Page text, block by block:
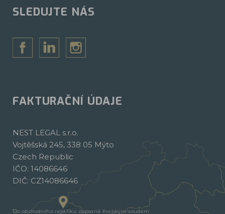
SLEDUJTE NÁS
FAKTURAČNÍ ÚDAJE
NEST LEGAL s.r.o.
Vojtěšská 245, 338 05 Mýto
Czech Republic
IČO: 14086646
DIČ: CZ14086646
Do obchodního rejstříku zapsaná Krajským soudem